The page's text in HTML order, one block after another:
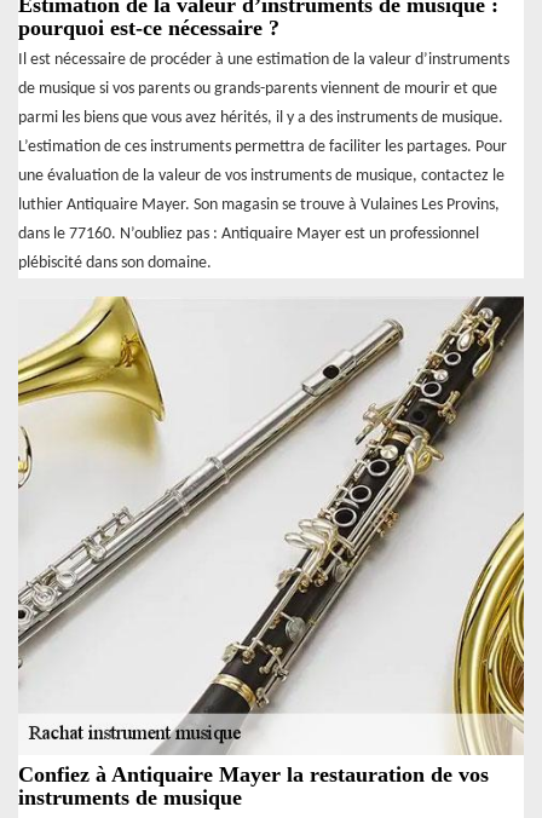
Estimation de la valeur d’instruments de musique :
pourquoi est-ce nécessaire ?
Il est nécessaire de procéder à une estimation de la valeur d’instruments
de musique si vos parents ou grands-parents viennent de mourir et que
parmi les biens que vous avez hérités, il y a des instruments de musique.
L’estimation de ces instruments permettra de faciliter les partages. Pour
une évaluation de la valeur de vos instruments de musique, contactez le
luthier Antiquaire Mayer. Son magasin se trouve à Vulaines Les Provins,
dans le 77160. N’oubliez pas : Antiquaire Mayer est un professionnel
plébiscité dans son domaine.
Confiez à Antiquaire Mayer la restauration de vos
instruments de musique